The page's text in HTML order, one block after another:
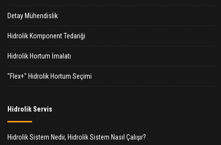
Detay Mühendislik
Hidrolik Komponent Tedariği
Hidrolik Hortum İmalatı
"Flex+" Hidrolik Hortum Seçimi
Hidrolik Servis
Hidrolik Sistem Nedir, Hidrolik Sistem Nasıl Çalışır?